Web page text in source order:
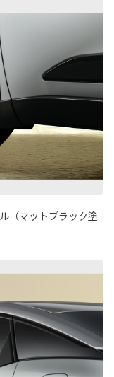
（マットブラック塗